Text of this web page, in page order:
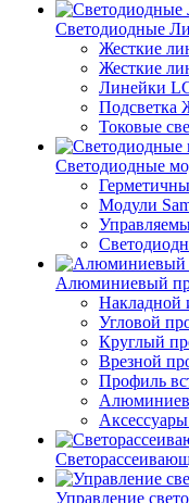
Светодиодные
Жесткие
Жесткие
Линейки
Токовые
Светодиодные
Модули
Алюминиевый
Накладной
Угловой
Круглый
Врезной
Профиль
Управление